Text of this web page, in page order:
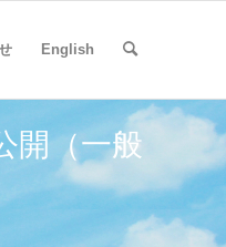
English
開（一般